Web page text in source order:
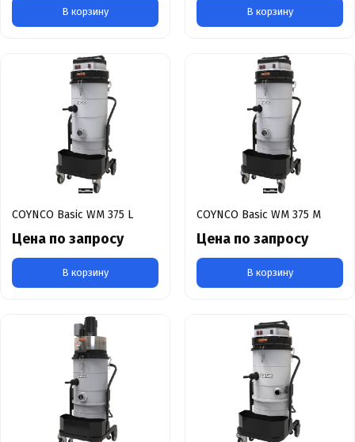
В корзину В корзину
COYNCO Basic WM 375 L
Цена по запросу
В корзину
COYNCO Basic WM 375 M
Цена по запросу
В корзину